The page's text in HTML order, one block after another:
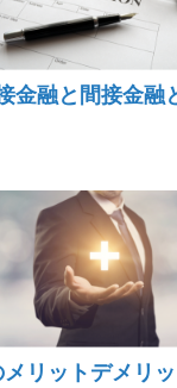
金融と間接金融
リットデメリ